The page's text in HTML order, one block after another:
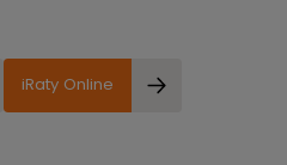
iRaty Online